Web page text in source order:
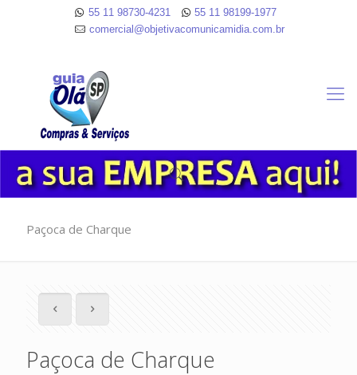
55 11 98730-4231
55 11 98199-1977
comercial@objetivacomunicamidia.com.br
Paçoca de Charque
Paçoca de Charque